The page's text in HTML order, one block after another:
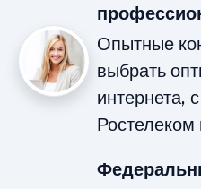
Опытные
выбрать
интернета,
Ростелеком